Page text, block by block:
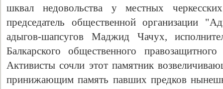
шквал недовольства у местных
председатель общественной организации
адыгов-шапсугов Маджид Чачух,
Балкарского общественного
Активисты сочли этот памятник
принижающим память павших предков